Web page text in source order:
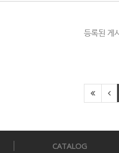
등록된 게
CATALOG